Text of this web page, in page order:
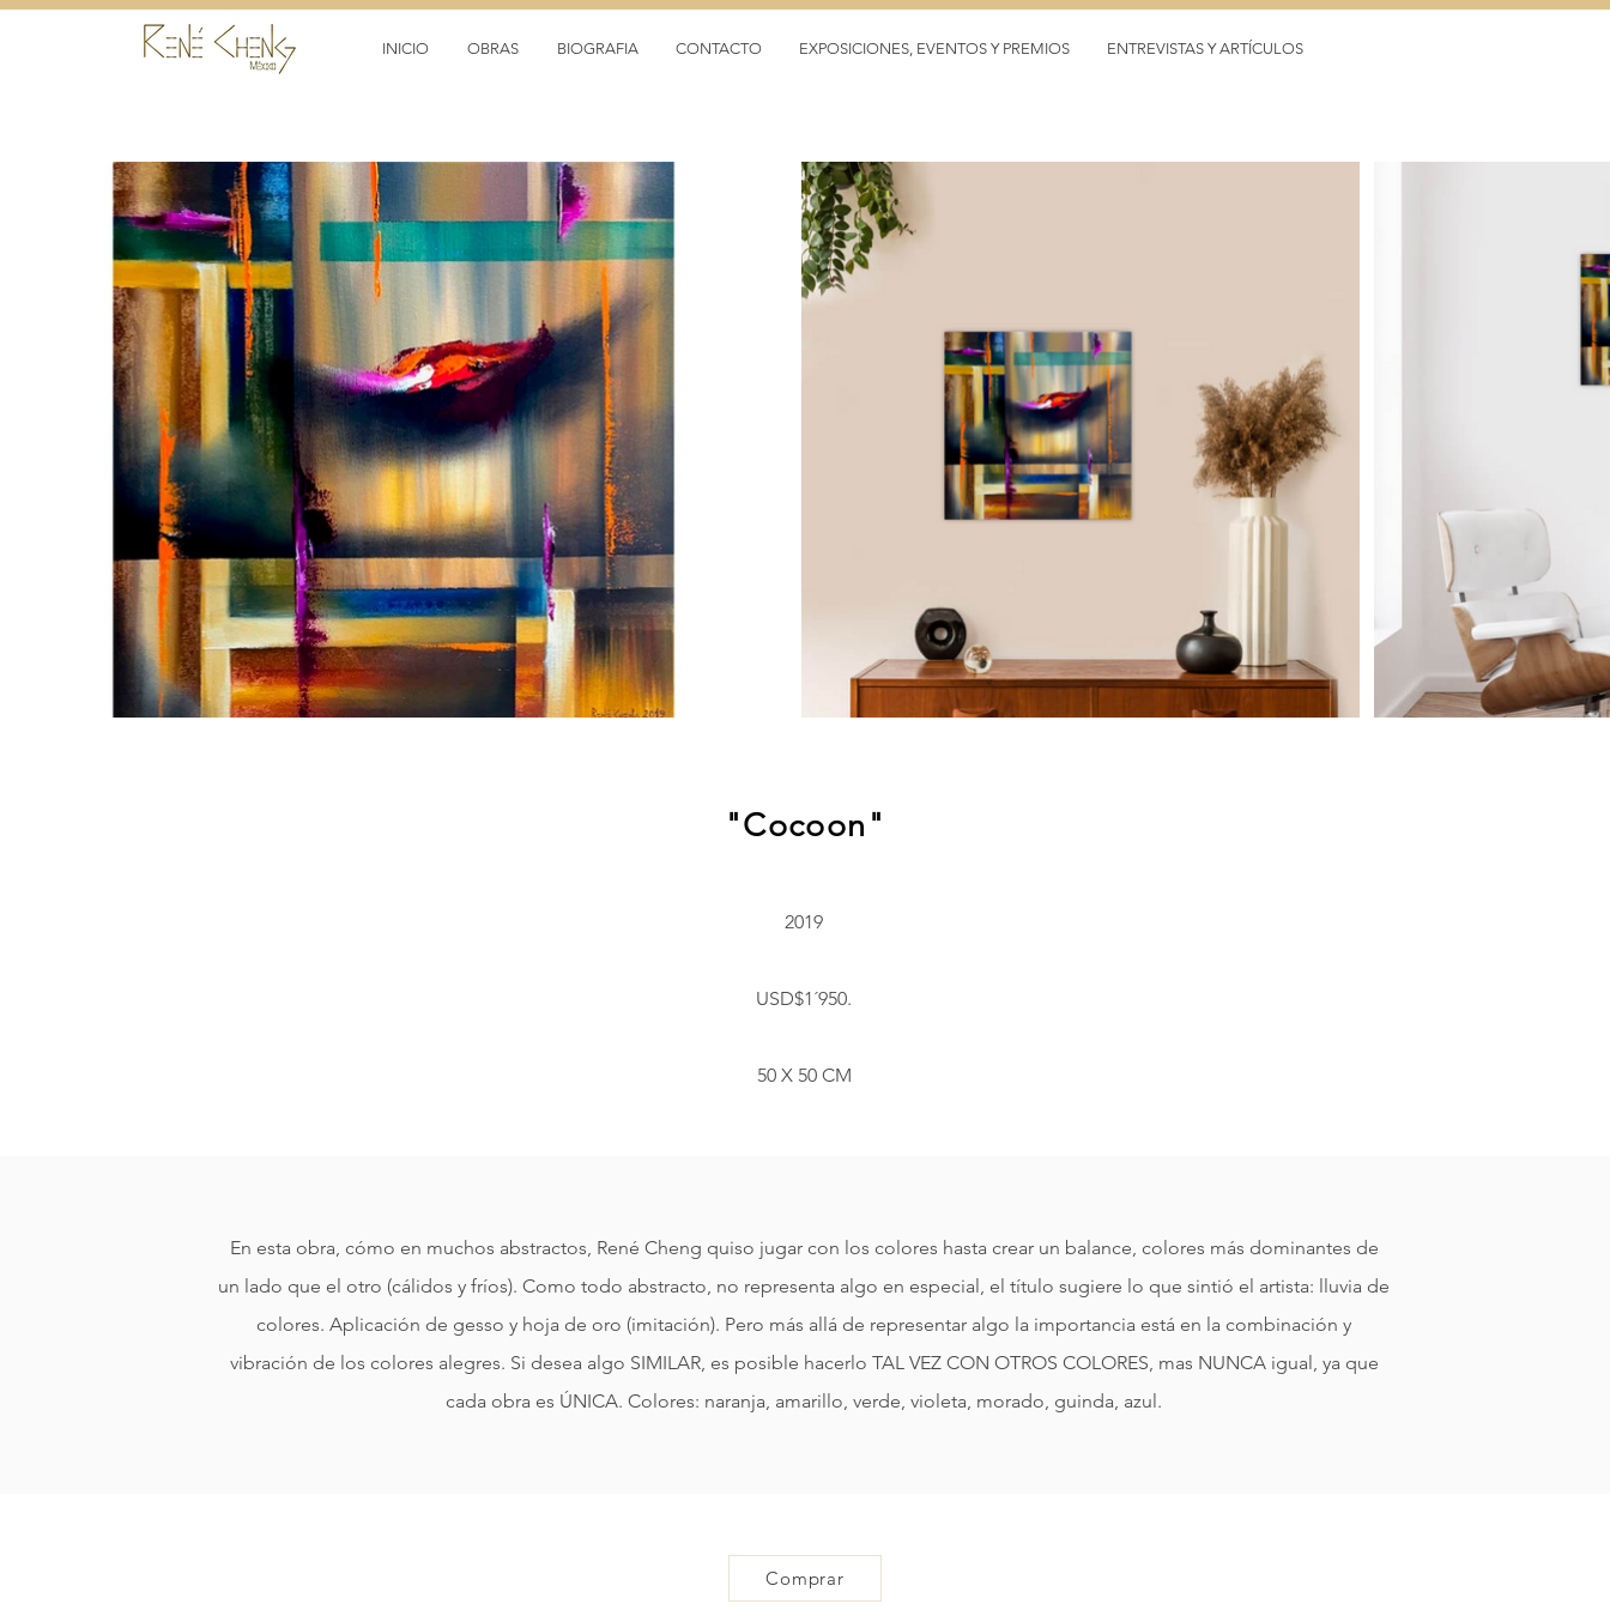
INICIO OBRAS BIOGRAFIA CONTACTO EXPOSICIONES, EVENTOS Y PREMIOS ENTREVISTAS Y ARTÍCULOS
"Cocoon"
2019
USD$1´950.
​50 X 50 CM
En esta obra, cómo en muchos abstractos, René Cheng quiso jugar con los colores hasta crear un balance, colores más dominantes de
un lado que el otro (cálidos y fríos). Como todo abstracto, no representa algo en especial, el título sugiere lo que sintió el artista: lluvia de
colores. Aplicación de gesso y hoja de oro (imitación). Pero más allá de representar algo la importancia está en la combinación y
vibración de los colores alegres. Si desea algo SIMILAR, es posible hacerlo TAL VEZ CON OTROS COLORES, mas NUNCA igual, ya que
cada obra es ÚNICA. Colores: naranja, amarillo, verde, violeta, morado, guinda, azul.
Comprar